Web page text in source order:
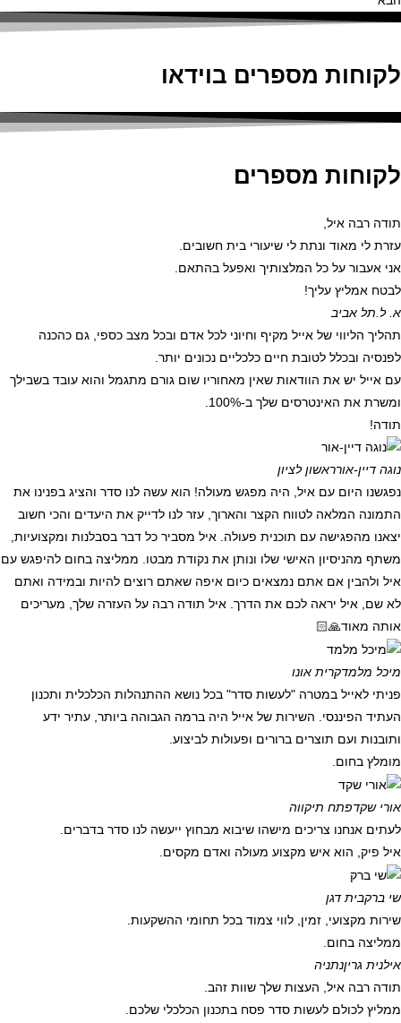
לקוחות מספרים בוידאו
לקוחות מספרים
תודה רבה איל,
עזרת לי מאוד ונתת לי שיעורי בית חשובים.
אני אעבור על כל המלצותיך ואפעל בהתאם.
לבטח אמליץ עליך!
א. ל. תל אביב
תהליך הליווי של אייל מקיף וחיוני לכל אדם ובכל מצב כספי, גם כהכנה
לפנסיה ובכלל לטובת חיים כלכליים נכונים יותר.
עם אייל יש את הוודאות שאין מאחוריו שום גורם מתגמל והוא עובד בשבילך
ומשרת את האינטרסים שלך ב-100%.
תודה!
נוגה דיין-אורראשון לציון
נפגשנו היום עם איל, היה מפגש מעולה! הוא עשה לנו סדר והציג בפנינו את
התמונה המלאה לטווח הקצר והארוך, עזר לנו לדייק את היעדים והכי חשוב
יצאנו מהפגישה עם תוכנית פעולה. איל מסביר כל דבר בסבלנות ומקצועיות,
משתף מהניסיון האישי שלו ונותן את נקודת מבטו. ממליצה בחום להיפגש עם
איל ולהבין אם אתם נמצאים כיום איפה שאתם רוצים להיות ובמידה ואתם
לא שם, איל יראה לכם את הדרך. איל תודה רבה על העזרה שלך, מעריכים
אותה מאוד🙏🏻
מיכל מלמדקרית אונו
פניתי לאייל במטרה "לעשות סדר" בכל נושא ההתנהלות הכלכלית ותכנון
העתיד הפיננסי. השירות של אייל היה ברמה הגבוהה ביותר, עתיר ידע
ותובנות ועם תוצרים ברורים ופעולות לביצוע.
מומלץ בחום.
אורי שקדפתח תיקווה
לעתים אנחנו צריכים מישהו שיבוא מבחוץ ייעשה לנו סדר בדברים.
איל פיק, הוא איש מקצוע מעולה ואדם מקסים.
שי ברקבית דגן
שירות מקצועי, זמין, לווי צמוד בכל תחומי ההשקעות.
ממליצה בחום.
אילנית גריןנתניה
תודה רבה איל, העצות שלך שוות זהב.
ממליץ לכולם לעשות סדר פסח בתכנון הכלכלי שלכם.